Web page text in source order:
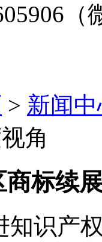
（
> 新闻
角
标续
识产